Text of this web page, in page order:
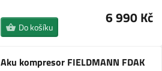
6 990 Kč
Do košíku
Aku kompresor FIELDMANN FDAK